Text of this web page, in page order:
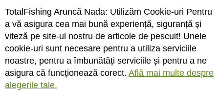
Conecteaza-te
Sa ne cunoastem mai bine. Vino alaturi de noi pe reteaua ta preferata. Te
asteptam cu stiri, surprize, concursuri, premii ...
TotalFishing Aruncă Nada: Utilizăm Cookie-uri Pentru
a vă asigura cea mai bună experiență, siguranță și
viteză pe site-ul nostru de articole de pescuit! Unele
cookie-uri sunt necesare pentru a utiliza serviciile
noastre, pentru a îmbunătăți serviciile și pentru a ne
asigura că funcționează corect. Află mai multe despre
alegerile tale.